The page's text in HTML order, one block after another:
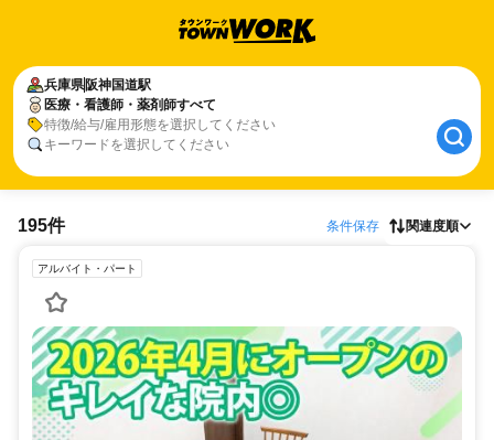
兵庫県 阪神国道駅
医療・看護師・薬剤師すべて
特徴/給与/雇用形態を選択してください
キーワードを選択してください
195件 条件保存 関連度順
アルバイト・パート